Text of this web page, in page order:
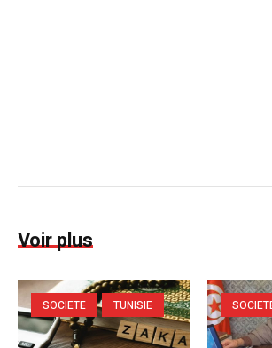
Voir plus
SOCIETE TUNISIE